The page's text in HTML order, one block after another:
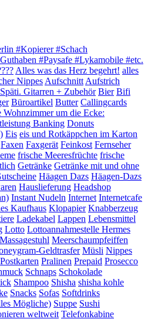
#Kopierer #Schach
#Paysafe #Lykamobile #etc.
Alles was das Herz begehrt! alles
Nippes Aufschnitt Aufstrich
Gitarren + Zubehör Bier Bifi
Büroartikel Butter Callingcards
Wohnzimmer um die Ecke:
Banking Donuts
Eis eis und Rotkäppchen im Karton
Faxen Faxgerät Feinkost Fernseher
frische Meeresfrüchte frische
Getränke Getränke mit und ohne
Häagen Dazs Häagen-Dazs
Hauslieferung Headshop
Instant Nudeln Internet Internetcafe
Kaufhaus Klopapier Knabberzeug
Ladekabel Lappen Lebensmittel
Lotto Lottoannahmestelle Hermes
Massagestuhl Meerschaumpfeiffen
Geldtrasfer Müsli Nippes
Postkarten Pralinen Prepaid Prosecco
Schnaps Schokolade
Shampoo Shisha shisha kohle
Snacks Sofas Softdrinks
Mögliche) Suppe Sushi
weltweit Telefonkabine